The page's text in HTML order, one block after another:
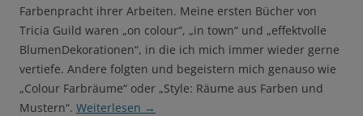
Farbenpracht ihrer Arbeiten. Meine ersten Bücher von
Tricia Guild waren „on colour“, „in town“ und „effektvolle
BlumenDekorationen“, in die ich mich immer wieder gerne
vertiefe. Andere folgten und begeistern mich genauso wie
„Colour Farbräume“ oder „Style: Räume aus Farben und
Mustern“. Weiterlesen →